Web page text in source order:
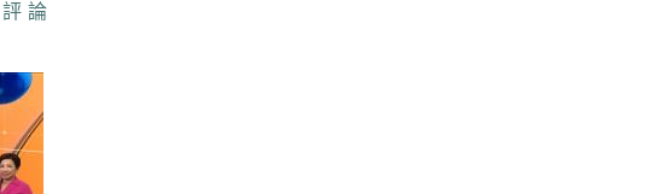
評論